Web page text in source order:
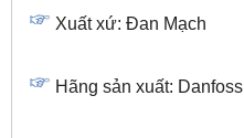
Xuất xứ: Đan Mạch
Hãng sản xuất: Danfoss